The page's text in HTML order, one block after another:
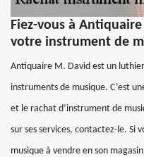
Fiez-vous à
votre instrument de
Antiquaire M. David est un
instruments de musique. C’est
et le rachat d’instrument de
sur ses services, contactez-le. Si
musique à vendre en son